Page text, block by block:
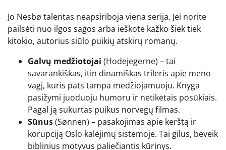
Jo Nesbø talentas neapsiriboja viena serija. Jei norite
pailsėti nuo ilgos sagos arba ieškote kažko šiek tiek
kitokio, autorius siūlo puikių atskirų romanų.
Galvų medžiotojai (Hodejegerne) – tai
savarankiškas, itin dinamiškas trileris apie meno
vagį, kuris pats tampa medžiojamuoju. Knyga
pasižymi juoduoju humoru ir netikėtais posūkiais.
Pagal ją sukurtas puikus norvegų filmas.
Sūnus(Sønnen) – pasakojimas apie kerštą ir
korupciją Oslo kalėjimų sistemoje. Tai gilus, beveik
biblinius motyvus paliečiantis kūrinys.